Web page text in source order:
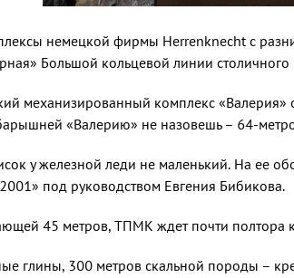
немецкой фирмы Herrenknecht с
Большой кольцевой линии столичного
ме­ханизированный комплекс
«Валерию» не на­зовешь – 64-
у же­лезной леди не маленький. На ее
под руководством Евгения Бибикова.
45 метров, ТПМК ждет почти пол­тора
глины, 300 метров скальной породы –